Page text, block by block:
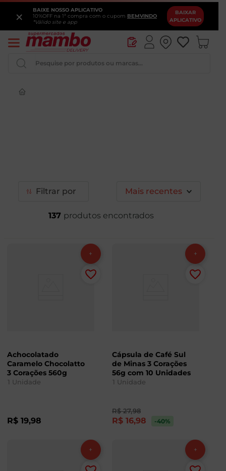
BAIXE NOSSO APLICATIVO
10%OFF na 1ª compra com o cupom BEMVINDO
*Válido site e app
BAIXAR
APLICATIVO
×
Pesquise por produtos ou marcas...
Filtrar Mais recentes
137
Achocolatado
Caramelo Chocolatto
3 Corações 560g
1 Unidade
R$ 19,98
Cápsula de Café Sul
de Minas 3 Corações
56g com 10 Unidades
1 Unidade
R$ 27,98
R$ 16,98 -40%